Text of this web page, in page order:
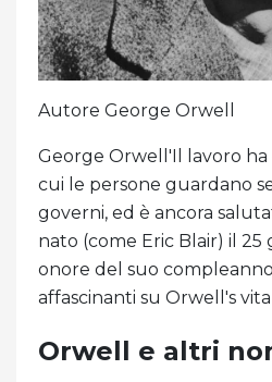
Autore George Orwell
George Orwell'Il lavoro
cui le persone guardano
governi, ed è ancora
nato (come Eric Blair) il 25
onore del suo
affascinanti su Orwell's
Orwell e altri